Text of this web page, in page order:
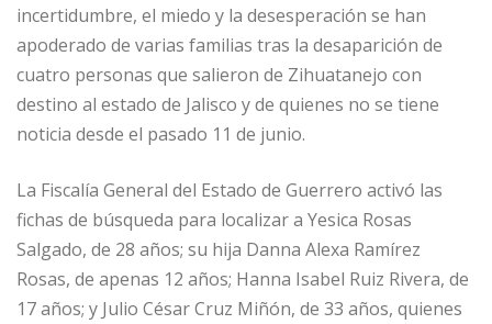
incertidumbre, el miedo y la desesperación se han
apoderado de varias familias tras la desaparición de
cuatro personas que salieron de Zihuatanejo con
destino al estado de Jalisco y de quienes no se tiene
noticia desde el pasado 11 de junio.
La Fiscalía General del Estado de Guerrero activó las
fichas de búsqueda para localizar a Yesica Rosas
Salgado, de 28 años; su hija Danna Alexa Ramírez
Rosas, de apenas 12 años; Hanna Isabel Ruiz Rivera, de
17 años; y Julio César Cruz Miñón, de 33 años, quienes